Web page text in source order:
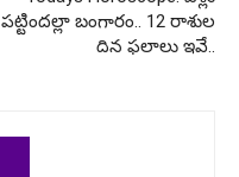
పట్టిందల్లా బంగారం.. 12 రాశుల
దిన ఫలాలు ఇవే..